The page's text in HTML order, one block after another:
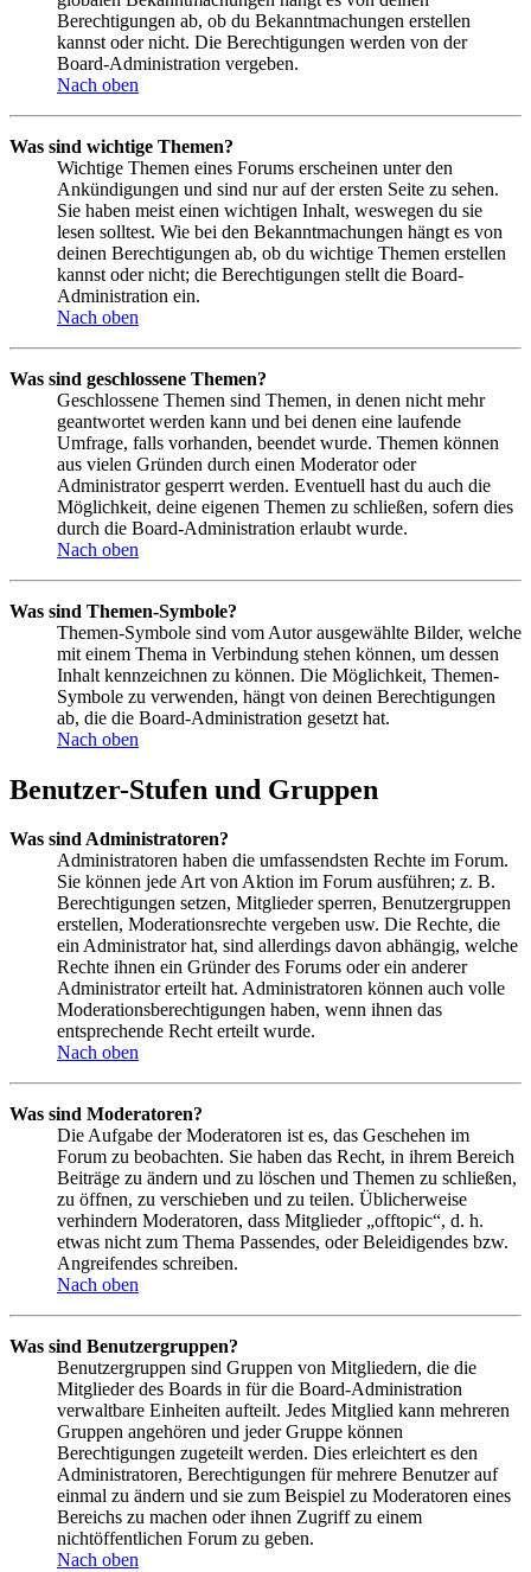
Berechtigungen ab, ob du Bekanntmachungen erstellen
kannst oder nicht. Die Berechtigungen werden von der
Board-Administration vergeben.
Nach oben
Was sind wichtige Themen?
Wichtige Themen eines Forums erscheinen unter den
Ankündigungen und sind nur auf der ersten Seite zu sehen.
Sie haben meist einen wichtigen Inhalt, weswegen du sie
lesen solltest. Wie bei den Bekanntmachungen hängt es von
deinen Berechtigungen ab, ob du wichtige Themen erstellen
kannst oder nicht; die Berechtigungen stellt die Board-
Administration ein.
Nach oben
Was sind geschlossene Themen?
Geschlossene Themen sind Themen, in denen nicht mehr
geantwortet werden kann und bei denen eine laufende
Umfrage, falls vorhanden, beendet wurde. Themen können
aus vielen Gründen durch einen Moderator oder
Administrator gesperrt werden. Eventuell hast du auch die
Möglichkeit, deine eigenen Themen zu schließen, sofern dies
durch die Board-Administration erlaubt wurde.
Nach oben
Was sind Themen-Symbole?
Themen-Symbole sind vom Autor ausgewählte Bilder, welche
mit einem Thema in Verbindung stehen können, um dessen
Inhalt kennzeichnen zu können. Die Möglichkeit, Themen-
Symbole zu verwenden, hängt von deinen Berechtigungen
ab, die die Board-Administration gesetzt hat.
Nach oben
Benutzer-Stufen und Gruppen
Was sind Administratoren?
Administratoren haben die umfassendsten Rechte im Forum.
Sie können jede Art von Aktion im Forum ausführen; z. B.
Berechtigungen setzen, Mitglieder sperren, Benutzergruppen
erstellen, Moderationsrechte vergeben usw. Die Rechte, die
ein Administrator hat, sind allerdings davon abhängig, welche
Rechte ihnen ein Gründer des Forums oder ein anderer
Administrator erteilt hat. Administratoren können auch volle
Moderationsberechtigungen haben, wenn ihnen das
entsprechende Recht erteilt wurde.
Nach oben
Was sind Moderatoren?
Die Aufgabe der Moderatoren ist es, das Geschehen im
Forum zu beobachten. Sie haben das Recht, in ihrem Bereich
Beiträge zu ändern und zu löschen und Themen zu schließen,
zu öffnen, zu verschieben und zu teilen. Üblicherweise
verhindern Moderatoren, dass Mitglieder „offtopic“, d. h.
etwas nicht zum Thema Passendes, oder Beleidigendes bzw.
Angreifendes schreiben.
Nach oben
Was sind Benutzergruppen?
Benutzergruppen sind Gruppen von Mitgliedern, die die
Mitglieder des Boards in für die Board-Administration
verwaltbare Einheiten aufteilt. Jedes Mitglied kann mehreren
Gruppen angehören und jeder Gruppe können
Berechtigungen zugeteilt werden. Dies erleichtert es den
Administratoren, Berechtigungen für mehrere Benutzer auf
einmal zu ändern und sie zum Beispiel zu Moderatoren eines
Bereichs zu machen oder ihnen Zugriff zu einem
nichtöffentlichen Forum zu geben.
Nach oben